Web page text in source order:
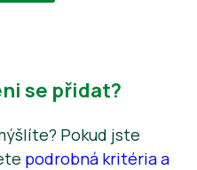
se přidat?
Pokud jste
podrobná kritéria a